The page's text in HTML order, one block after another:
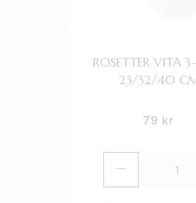
ROSETTER VITA
23/32/40
79 kr